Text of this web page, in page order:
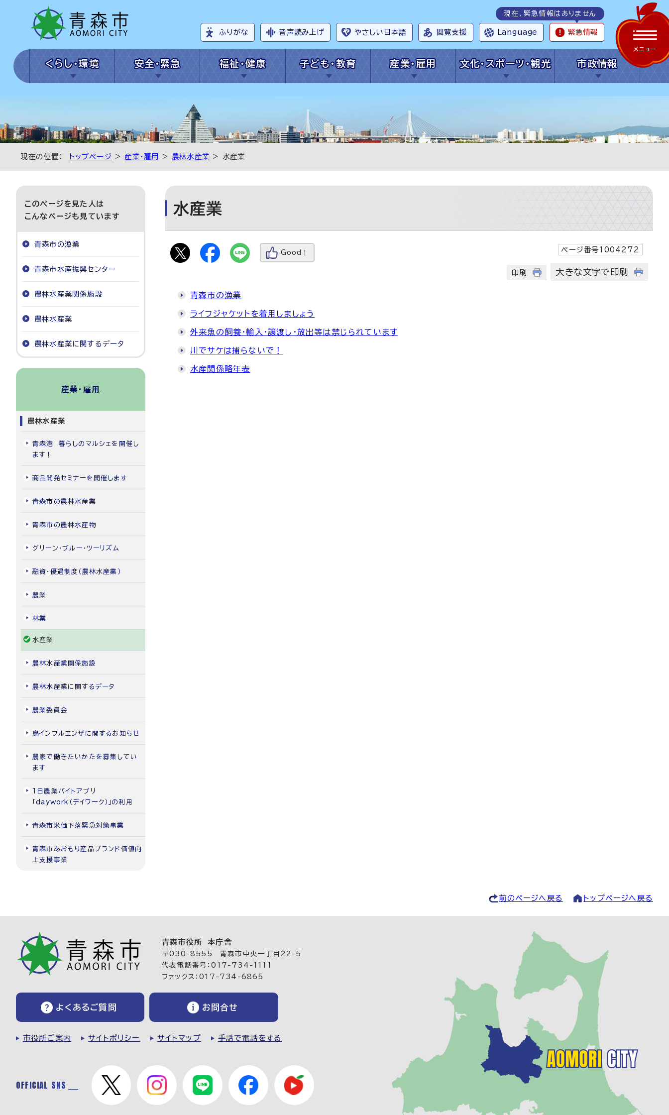
現在、緊急情報はありません
ふりがな 音声読み上げ やさしい日本語 閲覧支援 Language 緊急情報
メニュー
くらし・環境 安全・緊急 福祉・健康 子ども・教育 産業・雇用 文化・スポーツ・観光 市政情報
現在の位置： トップページ > 産業・雇用 > 農林水産業 > 水産業
水産業
Good！ ページ番号1004272
印刷 大きな文字で印刷
青森市の漁業
ライフジャケットを着用しましょう
外来魚の飼養・輸入・譲渡し・放出等は禁じられています
川でサケは捕らないで！
水産関係略年表
このページを見た人は
こんなページも見ています
青森市の漁業
青森市水産振興センター
農林水産業関係施設
農林水産業
農林水産業に関するデータ
産業・雇用
農林水産業
青森港 暮らしのマルシェを開催し
ます！
商品開発セミナーを開催します
青森市の農林水産業
青森市の農林水産物
グリーン・ブルー・ツーリズム
融資・優遇制度（農林水産業）
農業
林業
水産業
農林水産業関係施設
農林水産業に関するデータ
農業委員会
鳥インフルエンザに関するお知らせ
農家で働きたいかたを募集してい
ます
1日農業バイトアプリ
「daywork（デイワーク）」の利用
青森市米価下落緊急対策事業
青森市あおもり産品ブランド価値向
上支援事業
前のページへ戻る トップページへ戻る
青森市役所 本庁舎
〒030-8555 青森市中央一丁目22-5
代表電話番号：017-734-1111
ファックス：017-734-6865
よくあるご質問 お問合せ
市役所ご案内 サイトポリシー サイトマップ 手話で電話をする
OFFICIAL SNS